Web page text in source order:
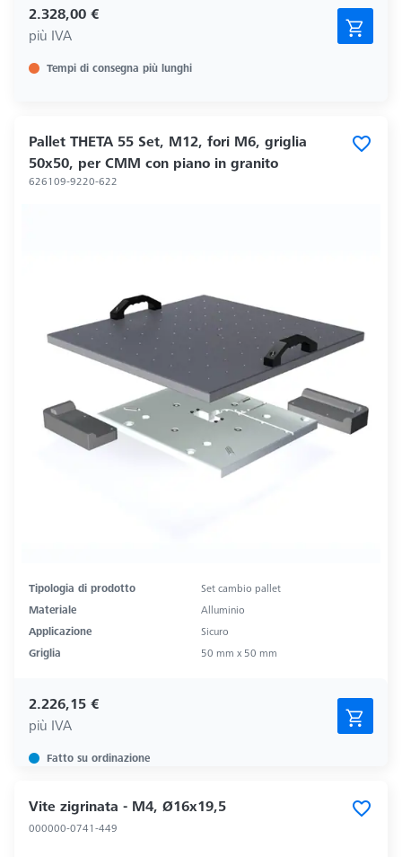
2.328,00 €
più IVA
Tempi di consegna più lunghi
Pallet THETA 55 Set, M12, fori M6, griglia
50x50, per CMM con piano in granito
626109-9220-622
Tipologia di prodotto
Set cambio pallet
Materiale
Alluminio
Applicazione
Sicuro
Griglia
50 mm x 50 mm
2.226,15 €
più IVA
Fatto su ordinazione
Vite zigrinata - M4, Ø16x19,5
000000-0741-449